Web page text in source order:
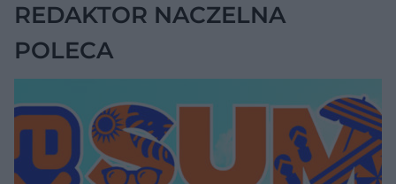
REDAKTOR NACZELNA
POLECA